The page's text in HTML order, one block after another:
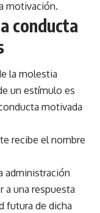
motivación.
conducta
la molestia
un estímulo es
motivada
recibe el nombre
administración
a una respuesta
futura de dicha